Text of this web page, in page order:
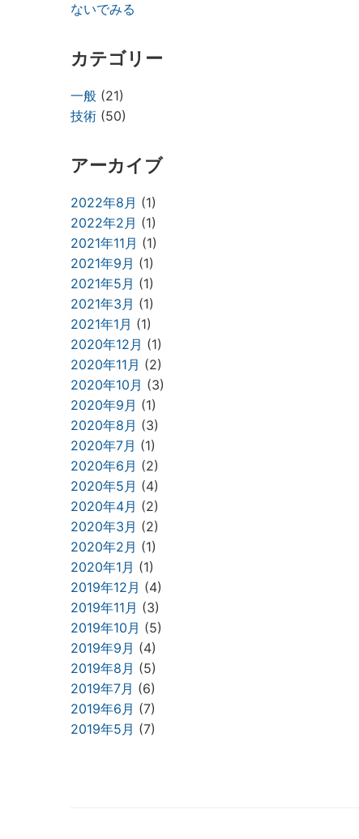
ないでみる
カテゴリー
一般 (21)
技術 (50)
アーカイブ
2022年8月 (1)
2022年2月 (1)
2021年11月 (1)
2021年9月 (1)
2021年5月 (1)
2021年3月 (1)
2021年1月 (1)
2020年12月 (1)
2020年11月 (2)
2020年10月 (3)
2020年9月 (1)
2020年8月 (3)
2020年7月 (1)
2020年6月 (2)
2020年5月 (4)
2020年4月 (2)
2020年3月 (2)
2020年2月 (1)
2020年1月 (1)
2019年12月 (4)
2019年11月 (3)
2019年10月 (5)
2019年9月 (4)
2019年8月 (5)
2019年7月 (6)
2019年6月 (7)
2019年5月 (7)